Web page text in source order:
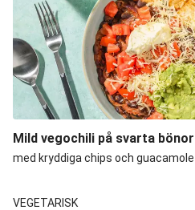
Mild vegochili på svarta bönor
med kryddiga chips och guacamole
VEGETARISK